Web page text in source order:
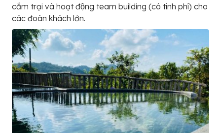
cắm trại và hoạt động team building (có tính phí) cho
các đoàn khách lớn.